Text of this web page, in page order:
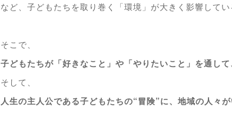
など、子どもたちを取り巻く「環境」が大きく影響してい
そこで、
子どもたちが「好きなこと」や「やりたいこと」を通し
そして、
人生の主人公である子どもたちの“冒険”に、地域の人々